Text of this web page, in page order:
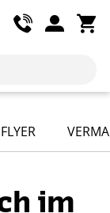
FLYER
im